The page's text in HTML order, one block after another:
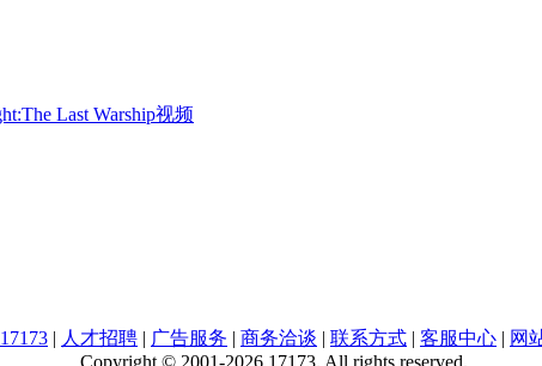
Last Warship视频
| 人才招聘 | 广告服务 | 商务洽谈 | 联系方式 | 客服中心 | 网
Copyright © 2001-2026 17173. All rights reserved.